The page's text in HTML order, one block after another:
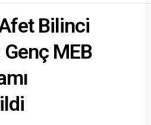
Bilinci
MEB